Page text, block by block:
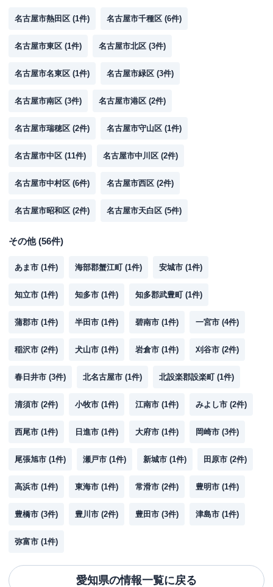
名古屋市熱田区 (1件) 名古屋市千種区 (6件)
名古屋市東区 (1件) 名古屋市北区 (3件)
名古屋市名東区 (1件) 名古屋市緑区 (3件)
名古屋市南区 (3件) 名古屋市港区 (2件)
名古屋市瑞穂区 (2件) 名古屋市守山区 (1件)
名古屋市中区 (11件) 名古屋市中川区 (2件)
名古屋市中村区 (6件) 名古屋市西区 (2件)
名古屋市昭和区 (2件) 名古屋市天白区 (5件)
その他(56件)
あま市 (1件) 海部郡蟹江町 (1件) 安城市 (1件)
知立市 (1件) 知多市 (1件) 知多郡武豊町 (1件)
蒲郡市 (1件) 半田市 (1件) 碧南市 (1件) 一宮市 (4件)
稲沢市 (2件) 犬山市 (1件) 岩倉市 (1件) 刈谷市 (2件)
春日井市 (3件) 北名古屋市 (1件) 北設楽郡設楽町 (1件)
清須市 (2件) 小牧市 (1件) 江南市 (1件) みよし市 (2件)
西尾市 (1件) 日進市 (1件) 大府市 (1件) 岡崎市 (3件)
尾張旭市 (1件) 瀬戸市 (1件) 新城市 (1件) 田原市 (2件)
高浜市 (1件) 東海市 (1件) 常滑市 (2件) 豊明市 (1件)
豊橋市 (3件) 豊川市 (2件) 豊田市 (3件) 津島市 (1件)
弥富市 (1件)
愛知県の情報一覧に戻る